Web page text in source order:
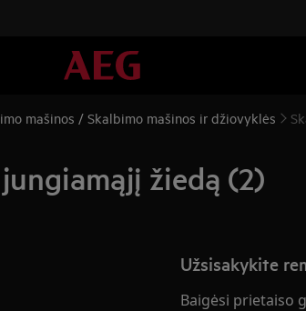
mašinos / Skalbimo mašinos ir džiovyklės
žiedą (2)
Užsisakykite
Baigėsi prietaiso